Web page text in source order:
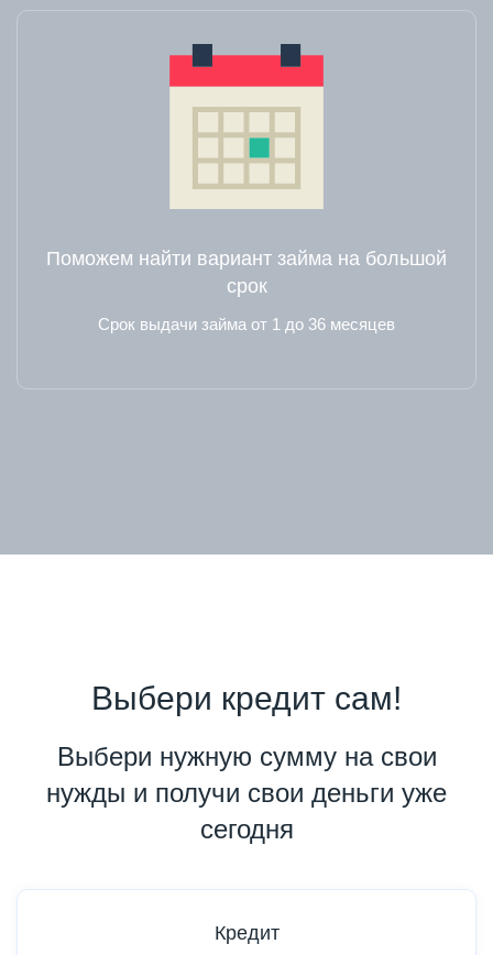
Поможем найти вариант займа на большой
срок
Срок выдачи займа от 1 до 36 месяцев
Выбери кредит сам!
Выбери нужную сумму на свои
нужды и получи свои деньги уже
сегодня
Кредит